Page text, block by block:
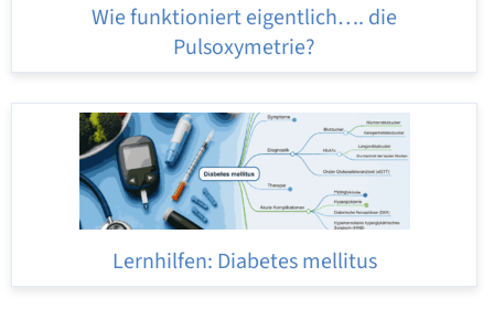
Wie funktioniert eigentlich…. die
Pulsoxymetrie?
Lernhilfen: Diabetes mellitus